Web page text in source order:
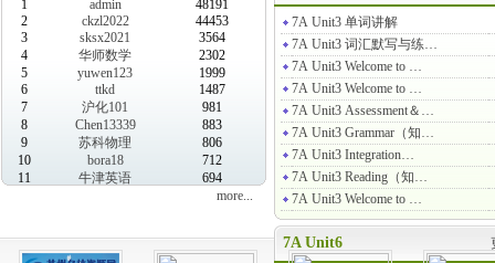
1
admin
48191
2
ckzl2022
44453
3
sksx2021
3564
4
华师数学
2302
5
yuwen123
1999
6
ttkd
1487
7
沪化101
981
8
Chen13339
883
9
苏科物理
806
10
bora18
712
11
牛津英语
694
more...
7A Unit3 单词讲解
7A Unit3 词汇默写与练…
7A Unit3 Welcome to …
7A Unit3 Welcome to …
7A Unit3 Assessment＆…
7A Unit3 Grammar（知…
7A Unit3 Integration…
7A Unit3 Reading（知…
7A Unit3 Welcome to …
7A Unit6